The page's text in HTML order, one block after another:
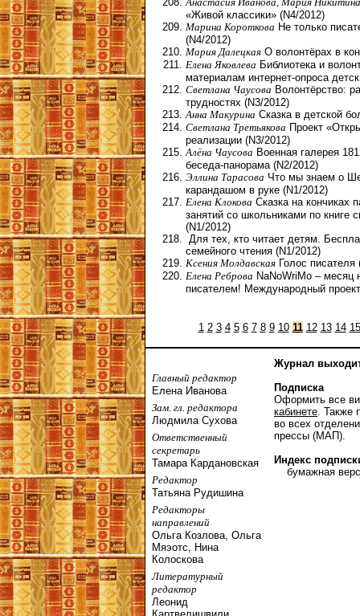
«Живой классики» (N4/2012)
Марина Короткова Не только
(N4/2012)
Мария Далецкая О волонтёрах в
Елена Яковлева Библиотека и
материалам интернет-опроса
Светлана Чаусова Волонтёрство:
трудностях (N3/2012)
Анна Макурина Сказка в детской
Светлана Третьякова Проект
реализации (N3/2012)
Алёна Чаусова Военная галерея
беседа-панорама (N2/2012)
Эллина Тарасова Что мы знаем о
карандашом в руке (N1/2012)
Елена Клокова Сказка на кончиках
занятий со школьниками по книге
(N1/2012)
Для тех, кто читает детям.
семейного чтения (N1/2012)
Ксения Молдавская Голос писателя
Елена Реброва NaNoWriMo – месяц
писателем! Международный
1 2 3 4 5 6 7 8 9 10 11 12 13 14 15
Главный редактор
Елена Иванова
Зам. гл. редактора
Людмила Сухова
Ответственный
секретарь
Тамара Кардановская
Редактор
Татьяна Рудишина
Редакторы
направлений
Ольга Козлова, Ольга
Мяэотс, Нина
Колоскова
Литературный
редактор
Леонид
Журнал
Подписка
Оформить все
кабинете. Также
во всех
прессы (МАП).
Индекс
бумажная